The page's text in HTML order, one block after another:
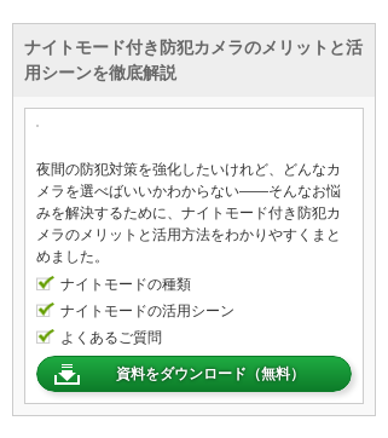
ナイトモード付き防犯カメラのメリットと活
用シーンを徹底解説
夜間の防犯対策を強化したいけれど、どんなカ
メラを選べばいいかわからない——そんなお悩
みを解決するために、ナイトモード付き防犯カ
メラのメリットと活用方法をわかりやすくまと
めました。
ナイトモードの種類
ナイトモードの活用シーン
よくあるご質問
資料をダウンロード（無料）